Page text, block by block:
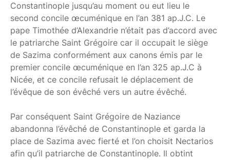
Constantinople jusqu’au moment ou eut lieu le
second concile œcuménique en l’an 381 ap.J.C. Le
pape Timothée d’Alexandrie n’était pas d’accord avec
le patriarche Saint Grégoire car il occupait le siège
de Sazima conformément aux canons émis par le
premier concile œcuménique en l’an 325 ap.J.C à
Nicée, et ce concile refusait le déplacement de
l’évêque de son évêché vers un autre évêché.
Par conséquent Saint Grégoire de Naziance
abandonna l’évêché de Constantinople et garda la
place de Sazima avec fierté et l’on choisit Nectarios
afin qu’il patriarche de Constantinople. Il obtint